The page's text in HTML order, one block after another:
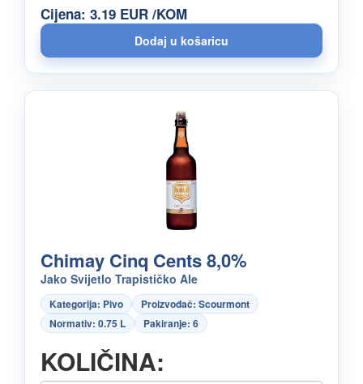
Cijena: 3.19 EUR /KOM
Chimay Cinq Cents 8,0%
Jako Svijetlo Trapističko Ale
Kategorija: Pivo
Proizvođač: Scourmont
Normativ: 0.75 L
Pakiranje: 6
KOLIČINA: